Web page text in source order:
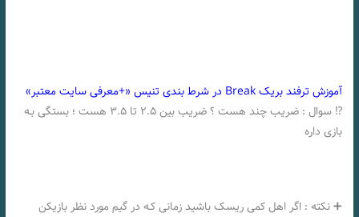
آموزش ترفند بریک Break در شرط بندی تنیس «+معرفی سایت معتبر»
⁉️ سوال : ضریب چند هست ؟ ضریب بین ۲.۵ تا ۳.۵ هست ؛ بستگی بـه
بازی داره
➕ نکته : اگر اهل کمی ریسک باشید زمانی کـه در گیم مورد نظر بازیکن